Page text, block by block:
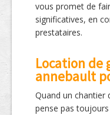
vous promet de
significatives, en
prestataires.
Location de
annebault
Quand un chantier
pense pas